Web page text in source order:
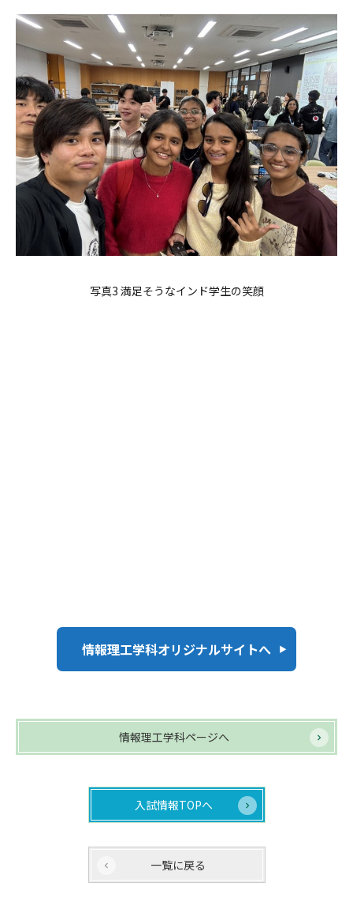
写真3 満足そうなインド学生の笑顔
情報理工学科オリジナルサイトへ
情報理工学科ページへ
入試情報TOPへ
一覧に戻る